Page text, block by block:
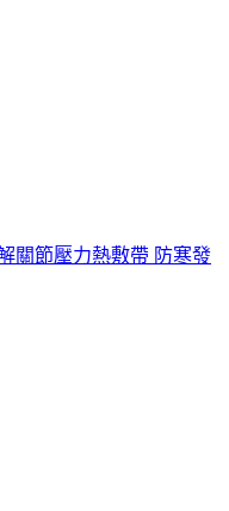
關節壓力熱敷帶 防寒發